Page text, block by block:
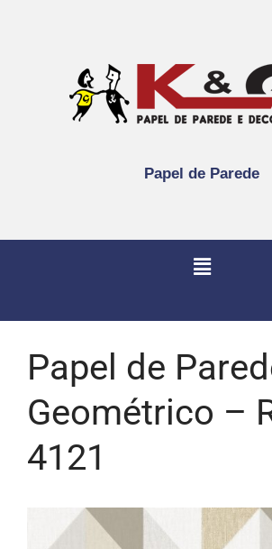
Papel de Parede
Papel de
Geométrico –
4121